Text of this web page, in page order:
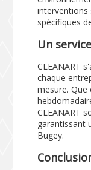
interventions
spécifiques
Un
CLEANART
chaque
mesure.
CLEANART
garantissant
Bugey.